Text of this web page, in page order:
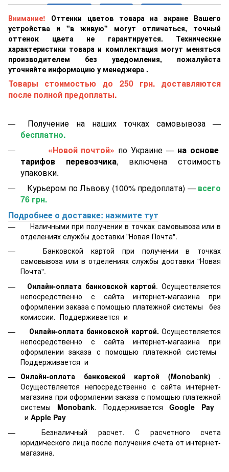
Внимание!
Оттенки цветов товара на экране Вашего
устройства и "в живую" могут отличаться, точный
оттенок цвета не гарантируется. Технические
характеристики товара и комплектация могут меняться
производителем без уведомления, пожалуйста
уточняйте информацию у менеджера .
Товары стоимостью до 250 грн. доставляются
после полной предоплаты.
Получение на наших точках самовывоза —
бесплатно.
«Новой почтой» по Украине — на основе
тарифов перевозчика, включена стоимость
упаковки.
Курьером по Львову (100% предоплата) — всего
76 грн.
Подробнее о доставке: нажмите тут
Наличными при получении в точках самовывоза или в
отделениях службы доставки "Новая Почта".
Банковской картой при получении в точках
самовывоза или в отделениях службы доставки "Новая
Почта".
Онлайн-оплата банковской картой. Осуществляется
непосредственно с сайта интернет-магазина при
оформлении заказа с помощью платежной системы
без
комиссии. Поддерживается и
Онлайн-оплата банковской картой. Осуществляется
непосредственно с сайта интернет-магазина при
оформлении заказа с помощью платежной системы
Поддерживается и
Онлайн-оплата банковской картой
(Monobank) .
Осуществляется непосредственно с сайта интернет-
магазина при оформлении заказа с помощью платежной
системы Monobank. ПоддерживаетсяGoogle Pay
и Apple Pay
Безналичный расчет. С расчетного счета
юридического лица после получения счета от интернет-
магазина.